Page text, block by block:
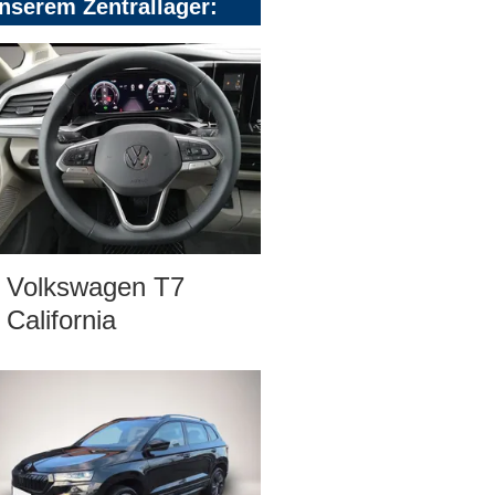
Zentrallager:
Volkswagen T7
California